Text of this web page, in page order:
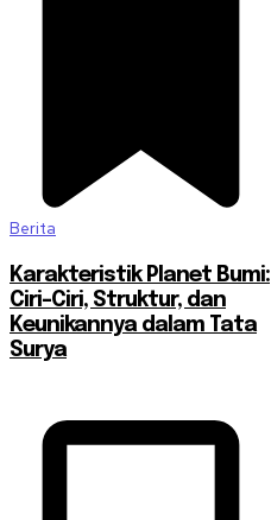
Berita
Karakteristik Planet Bumi:
Ciri-Ciri, Struktur, dan
Keunikannya dalam Tata
Surya